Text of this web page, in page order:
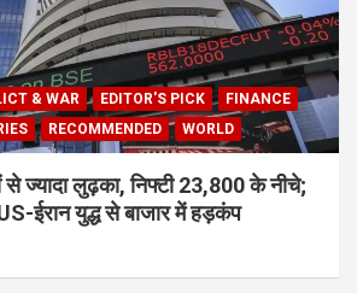
& WAR EDITOR'S PICK
FINANCE
RECOMMENDED WORLD
लुढ़का, निफ्टी 23,800 के नीचे;
ईरान युद्ध से बाजार में हड़कंप